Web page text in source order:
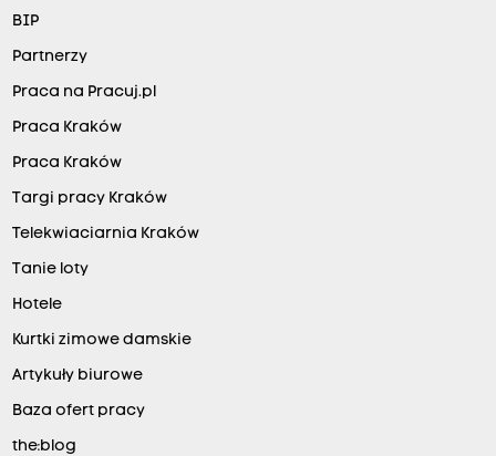
BIP
Partnerzy
Praca na Pracuj.pl
Praca Kraków
Praca Kraków
Targi pracy Kraków
Telekwiaciarnia Kraków
Tanie loty
Hotele
Kurtki zimowe damskie
Artykuły biurowe
Baza ofert pracy
the:blog